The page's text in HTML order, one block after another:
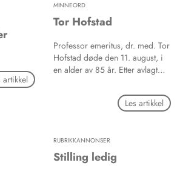
artikkel
MINNEORD
Tor Hofstad
Professor emeritus, dr. med. Tor
Hofstad døde den 11. august, i
en alder av 85 år. Etter avlagt
Hofstad forskjellige kliniske
stillinger på sykehus og i privat
institutt, Avdeling for
mikrobiologi. Han ble tidlig
(1963) knyttet til Det
Les artikkel
RUBRIKKANNONSER
Stilling ledig